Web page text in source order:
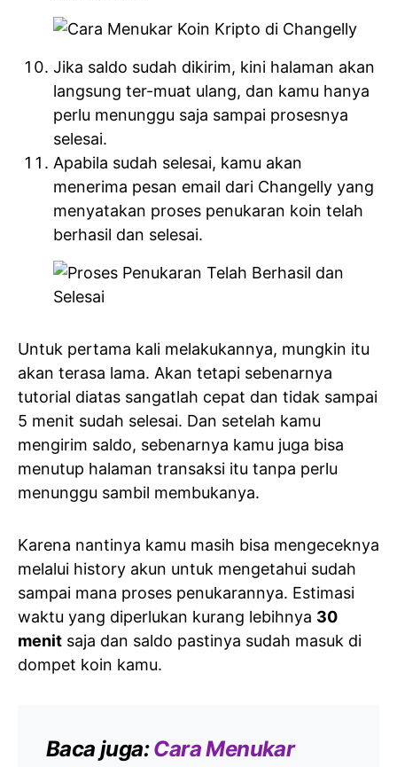
Jika saldo sudah dikirim, kini halaman akan
langsung ter-muat ulang, dan kamu hanya
perlu menunggu saja sampai prosesnya
selesai.
Apabila sudah selesai, kamu akan
menerima pesan email dari Changelly yang
menyatakan proses penukaran koin telah
berhasil dan selesai.
Untuk pertama kali melakukannya, mungkin itu
akan terasa lama. Akan tetapi sebenarnya
tutorial diatas sangatlah cepat dan tidak sampai
5 menit sudah selesai. Dan setelah kamu
mengirim saldo, sebenarnya kamu juga bisa
menutup halaman transaksi itu tanpa perlu
menunggu sambil membukanya.
Karena nantinya kamu masih bisa mengeceknya
melalui history akun untuk mengetahui sudah
sampai mana proses penukarannya. Estimasi
waktu yang diperlukan kurang lebihnya 30
menit saja dan saldo pastinya sudah masuk di
dompet koin kamu.
Baca juga:Cara Menukar